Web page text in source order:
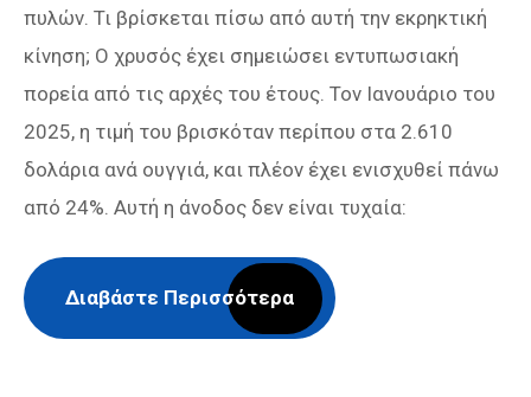
πυλών. Τι βρίσκεται πίσω από αυτή την εκρηκτική
κίνηση; Ο χρυσός έχει σημειώσει εντυπωσιακή
πορεία από τις αρχές του έτους. Τον Ιανουάριο του
2025, η τιμή του βρισκόταν περίπου στα 2.610
δολάρια ανά ουγγιά, και πλέον έχει ενισχυθεί πάνω
από 24%. Αυτή η άνοδος δεν είναι τυχαία:
Διαβάστε Περισσότερα